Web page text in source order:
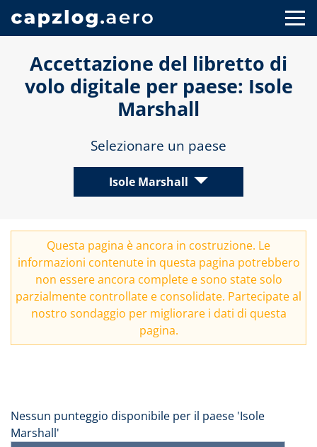
Accettazione del libretto di
volo digitale per paese: Isole
Marshall
Selezionare un paese
Isole Marshall
Questa pagina è ancora in costruzione. Le
informazioni contenute in questa pagina potrebbero
non essere ancora complete e sono state solo
parzialmente controllate e consolidate. Partecipate al
nostro sondaggio per migliorare i dati di questa
pagina.
Nessun punteggio disponibile per il paese 'Isole
Marshall'